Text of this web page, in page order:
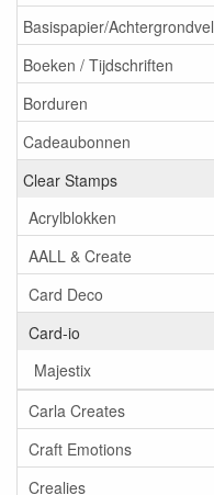
Basispapier/Achtergrondvel
Boeken / Tijdschriften
Borduren
Cadeaubonnen
Clear Stamps
Acrylblokken
AALL & Create
Card Deco
Card-io
Majestix
Carla Creates
Craft Emotions
Crealies